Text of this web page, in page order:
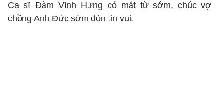
Ca sĩ Đàm Vĩnh Hưng có mặt từ sớm, chúc vợ
chồng Anh Đức sớm đón tin vui.